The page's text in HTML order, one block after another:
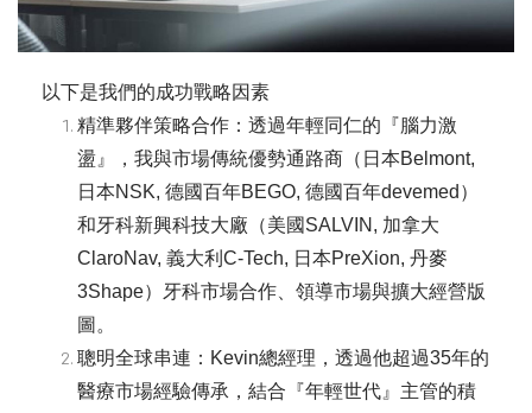
以下是我們的成功戰略因素
精準夥伴策略合作：透過年輕同仁的『腦力激
盪』，我與市場傳統優勢通路商（日本Belmont,
日本NSK, 德國百年BEGO, 德國百年devemed）
和牙科新興科技大廠（美國SALVIN, 加拿大
ClaroNav, 義大利C-Tech, 日本PreXion, 丹麥
3Shape）牙科市場合作、領導市場與擴大經營版
圖。
聰明全球串連：Kevin總經理，透過他超過35年的
醫療市場經驗傳承，結合『年輕世代』主管的積